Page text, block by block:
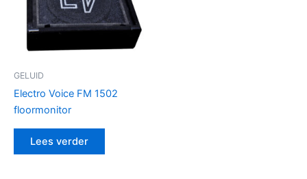
GELUID
Electro Voice FM 1502
floormonitor
Lees verder